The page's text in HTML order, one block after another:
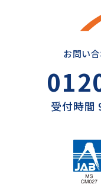
お問い
受付時間